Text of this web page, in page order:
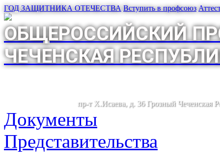
ГОД ЗАЩИТНИКА ОТЕЧЕСТВА Вступить в профсоюз
ОБЩЕРОССИЙСКИЙ
ЧЕЧЕНСКАЯ
пр-т Х.Исаева, д. 36 Грозный Чеченская
Документы
Представительства